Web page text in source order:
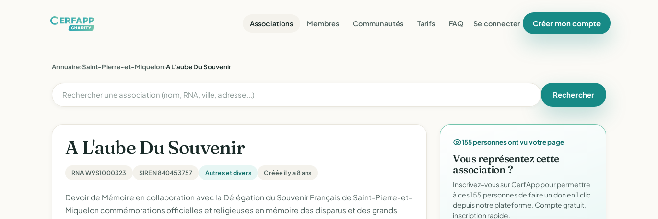
Associations Membres Communautés Tarifs FAQ Se connecter Créer mon compte
Annuaire›Saint-Pierre-et-Miquelon›A L'aube Du Souvenir
Rechercher
A L'aube Du Souvenir
RNA W9S1000323 SIREN 840453757 Autres et divers Créée il y a 8 ans
Devoir de Mémoire en collaboration avec la Délégation du Souvenir Français de Saint-Pierre-et-
Miquelon commémorations officielles et religieuses en mémoire des disparus et des grands
155 personnes ont vu votre page
Vous représentez cette
association ?
Inscrivez-vous sur CerfApp pour permettre
à ces 155 personnes de faire un don en 1 clic
depuis notre plateforme. Compte gratuit,
inscription rapide.